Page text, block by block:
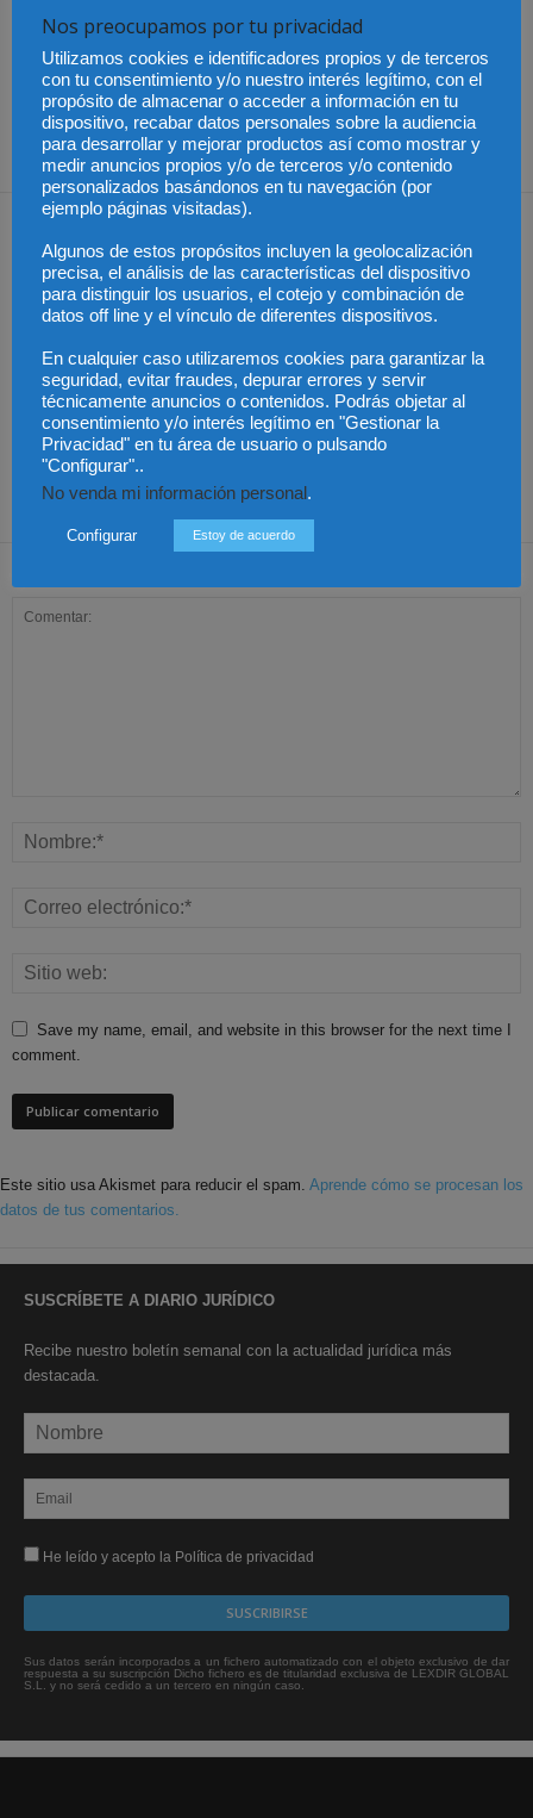
de Derecho Sanitario
afronta los grandes
debates jurídicos que
están redefiniendo el
derecho sanitario del siglo
industrialización de los
servicios jurídicos
Los trabajadores de
Groundforce en el
aeropuerto de
Barcelona inician
huelga indefinida:
¿pueden los pasajeros
afectados reclamar
compensación?
Las empresas se
exponen a
responsabilidades
penales por una
prevención deficiente
ante el calor extremo
Publicado el aumento
de retribuciones de
abogados y
procuradores del Turno
de Oficio en Aragón
Save my name, email, and website in this browser for the next time I
comment.
Este sitio usa Akismet para reducir el spam. Aprende cómo se procesan los
datos de tus comentarios.
SUSCRÍBETE A DIARIO JURÍDICO
Recibe nuestro boletín semanal con la actualidad jurídica más
destacada.
He leído y acepto la Política de privacidad
Sus datos serán incorporados a un fichero automatizado con el objeto exclusivo de dar
respuesta a su suscripción Dicho fichero es de titularidad exclusiva de LEXDIR GLOBAL
S.L. y no será cedido a un tercero en ningún caso.
Nos preocupamos por tu privacidad
Utilizamos cookies e identificadores propios y de terceros
con tu consentimiento y/o nuestro interés legítimo, con el
propósito de almacenar o acceder a información en tu
dispositivo, recabar datos personales sobre la audiencia
para desarrollar y mejorar productos así como mostrar y
medir anuncios propios y/o de terceros y/o contenido
personalizados basándonos en tu navegación (por
ejemplo páginas visitadas).
Algunos de estos propósitos incluyen la geolocalización
precisa, el análisis de las características del dispositivo
para distinguir los usuarios, el cotejo y combinación de
datos off line y el vínculo de diferentes dispositivos.
En cualquier caso utilizaremos cookies para garantizar la
seguridad, evitar fraudes, depurar errores y servir
técnicamente anuncios o contenidos. Podrás objetar al
consentimiento y/o interés legítimo en "Gestionar la
Privacidad" en tu área de usuario o pulsando
"Configurar"..
No venda mi información personal .
Configurar Estoy de acuerdo